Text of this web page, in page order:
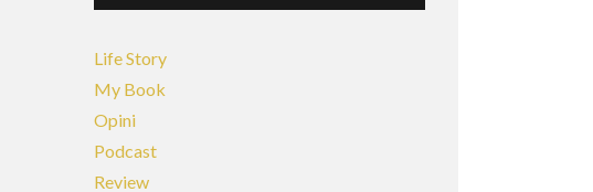
Life Story
My Book
Opini
Podcast
Review